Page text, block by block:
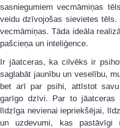
sasniegumiem vecmāmiņas
veidu dzīvojošas sievietes
vecmāmiņas. Tāda ideāla
pašcieņa un inteliģence.
Ir jāatceras, ka cilvēks ir
saglabāt jaunību un veselību,
bet arī par psihi, attīstot
garīgo dzīvi. Par to jāatceras
līdzīga nevienai iepriekšējai,
un uzdevumi, kas pastāvīgi